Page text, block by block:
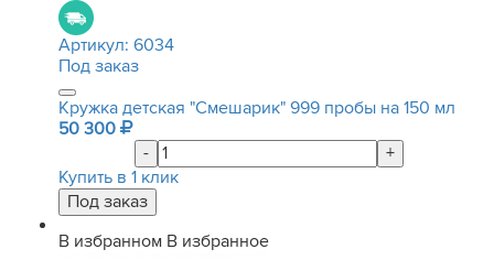
Артикул: 6034
Под заказ
Кружка детская "Смешарик" 999 пробы на 150 мл
50 300
-
+
Купить в 1 клик
В избранном В избранное